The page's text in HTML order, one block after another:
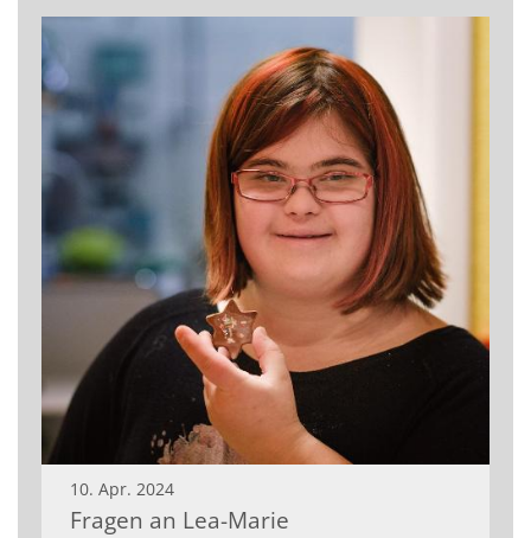
10. Apr. 2024
Fragen an Lea-Marie